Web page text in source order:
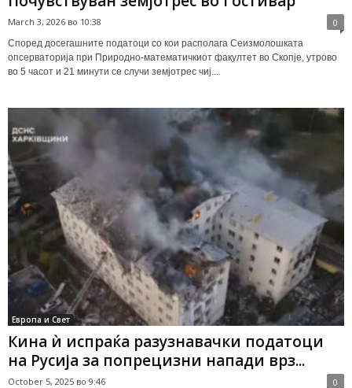
March 3, 2026 во 10:38 0
Според досегашните податоци со кои располага Сеизмолошката
опсерваторија при Природно-математичкиот факултет во Скопје, утрово
во 5 часот и 21 минути се случи земјотрес чиј...
Европа и Свет
Кина ѝ испраќа разузнавачки податоци
на Русија за попрецизни напади врз...
October 5, 2025 во 9:46 0